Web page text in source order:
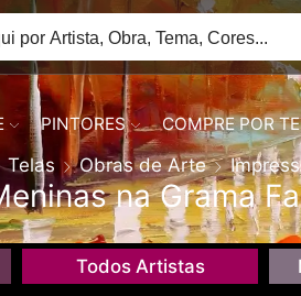
PINTORES COMPRE POR
Telas Obras de Arte
na Grama
Todos Artistas